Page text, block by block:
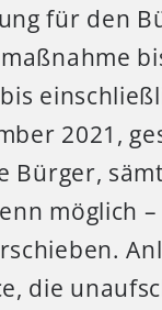
für den
2021,
Bürger,
möglich
die